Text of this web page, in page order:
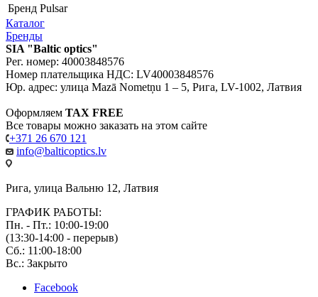
Бренд Pulsar
Каталог
Бренды
SIA "Baltic optics"
Рег. номер: 40003848576
Номер плательщика НДС: LV40003848576
Юр. адрес: улица Mazā Nometņu 1 – 5, Рига, LV-1002, Латвия
Оформляем TAX FREE
Все товары можно заказать на этом сайте
+371 26 670 121
info@balticoptics.lv
Рига, улица Вальню 12, Латвия
ГРАФИК РАБОТЫ:
Пн. - Пт.: 10:00-19:00
(13:30-14:00 - перерыв)
Сб.: 11:00-18:00
Вс.: Закрыто
Facebook